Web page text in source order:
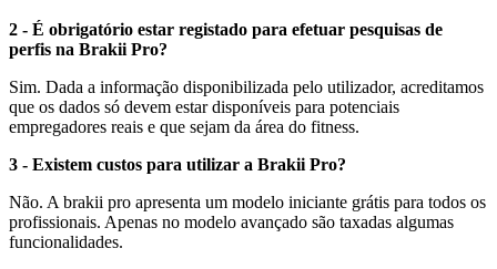
2 - É obrigatório estar registado para efetuar pesquisas de
perfis na Brakii Pro?
Sim. Dada a informação disponibilizada pelo utilizador, acreditamos
que os dados só devem estar disponíveis para potenciais
empregadores reais e que sejam da área do fitness.
3 - Existem custos para utilizar a Brakii Pro?
Não. A brakii pro apresenta um modelo iniciante grátis para todos os
profissionais. Apenas no modelo avançado são taxadas algumas
funcionalidades.